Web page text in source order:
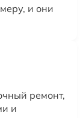
и они
ремонт,
и